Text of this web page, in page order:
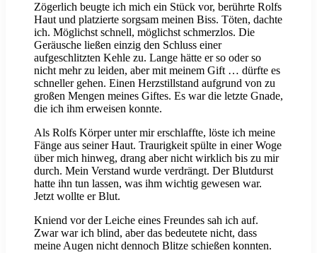
Zögerlich beugte ich mich ein Stück vor, berührte Rolfs
Haut und platzierte sorgsam meinen Biss. Töten, dachte
ich. Möglichst schnell, möglichst schmerzlos. Die
Geräusche ließen einzig den Schluss einer
aufgeschlitzten Kehle zu. Lange hätte er so oder so
nicht mehr zu leiden, aber mit meinem Gift … dürfte es
schneller gehen. Einen Herzstillstand aufgrund von zu
großen Mengen meines Giftes. Es war die letzte Gnade,
die ich ihm erweisen konnte.
Als Rolfs Körper unter mir erschlaffte, löste ich meine
Fänge aus seiner Haut. Traurigkeit spülte in einer Woge
über mich hinweg, drang aber nicht wirklich bis zu mir
durch. Mein Verstand wurde verdrängt. Der Blutdurst
hatte ihn tun lassen, was ihm wichtig gewesen war.
Jetzt wollte er Blut.
Kniend vor der Leiche eines Freundes sah ich auf.
Zwar war ich blind, aber das bedeutete nicht, dass
meine Augen nicht dennoch Blitze schießen konnten.